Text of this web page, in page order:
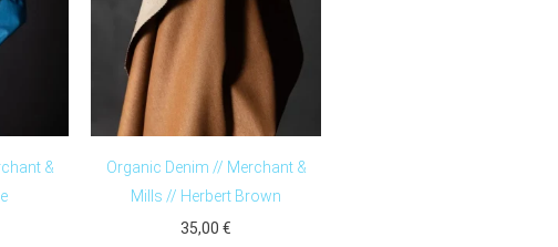
&
Organic Denim // Merchant &
Mills // Herbert Brown
35,00 €